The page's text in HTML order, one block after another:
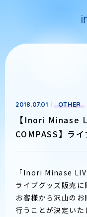
2018.07.01 OTHER
【Inori Minase
COMPASS】ラ
「Inori Minase
ライブグッズ販売に
お客様から沢山の
行うことが決定いた